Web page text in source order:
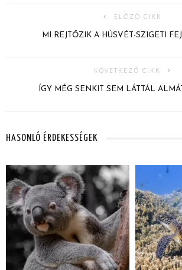
ELŐZŐ CIKK
MI REJTŐZIK A HÚSVÉT-SZIGETI
KÖVETKEZŐ CIKK
ÍGY MÉG SENKIT SEM LÁTTÁL
HASONLÓ ÉRDEKESSÉGEK